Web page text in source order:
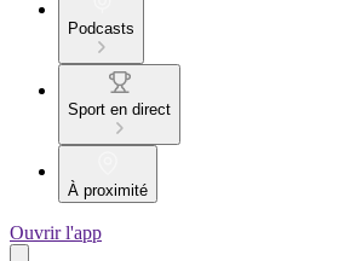
Podcasts
Sport en direct
À proximité
Ouvrir l'app